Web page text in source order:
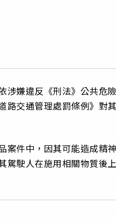
涉嫌違反《刑法》公共危
路交通管理處罰條例》對
案件中，因其可能造成精
駕駛人在施用相關物質後